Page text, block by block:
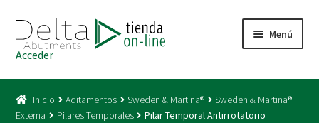
a
la
navegación
al
contenido
Menú
Acceso
Acceder
Inicio Aditamentos Sweden & Martina®
Sweden & Martina®
Externa
Pilares Temporales
Pilar Temporal Antirrotatorio